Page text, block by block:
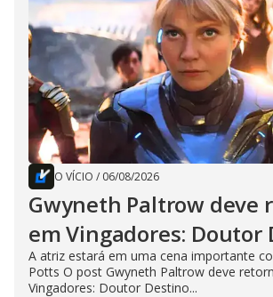
O VÍCIO / 06/08/2026
Gwyneth Paltrow deve
em Vingadores: Doutor
A atriz estará em uma cena importante
Potts O post Gwyneth Paltrow deve
Vingadores: Doutor Destino...